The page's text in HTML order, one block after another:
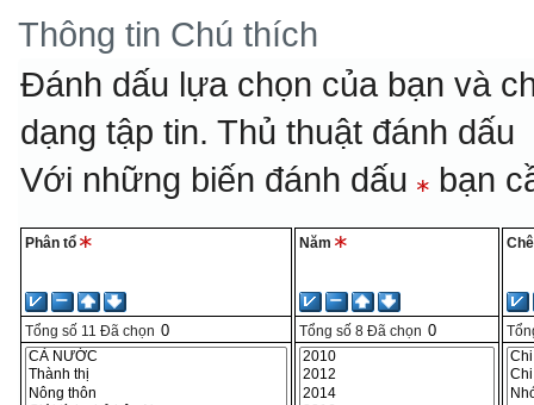
Thông tin Chú thích
Đánh dấu lựa chọn của bạn và
dạng tập tin.Thủ thuật đánh dấu
Với những biến đánh dấu bạn
Phân tổ
Tổng số 11 Đã chọn
Năm
Tổng số 8 Đã chọn